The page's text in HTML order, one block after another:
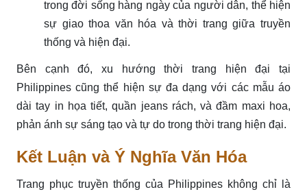
trong đời sống hàng ngày của người dân, thể hiện
sự giao thoa văn hóa và thời trang giữa truyền
thống và hiện đại.
Bên cạnh đó, xu hướng thời trang hiện đại tại
Philippines cũng thể hiện sự đa dạng với các mẫu áo
dài tay in họa tiết, quần jeans rách, và đầm maxi hoa,
phản ánh sự sáng tạo và tự do trong thời trang hiện đại.
Kết Luận và Ý Nghĩa Văn Hóa
Trang phục truyền thống của Philippines không chỉ là